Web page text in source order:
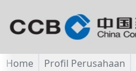
Home Profil Perusahaan